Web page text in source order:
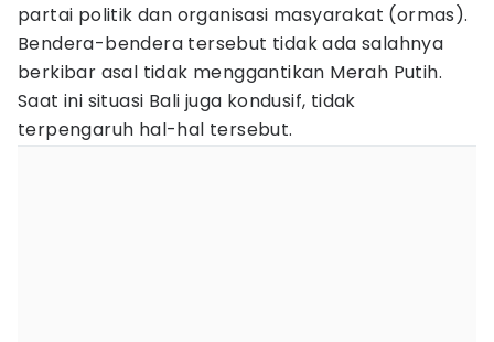
partai politik dan organisasi masyarakat (ormas).
Bendera-bendera tersebut tidak ada salahnya
berkibar asal tidak menggantikan Merah Putih.
Saat ini situasi Bali juga kondusif, tidak
terpengaruh hal-hal tersebut.